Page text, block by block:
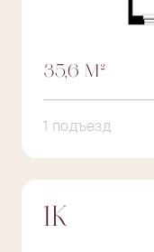
35,6 М²
1 подъезд
1К